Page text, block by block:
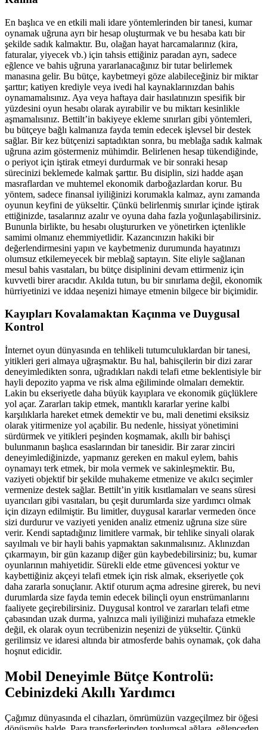
En başlıca ve en etkili mali idare yöntemlerinden bir tanesi, kumar
oynamak uğruna ayrı bir hesap oluşturmak ve bu hesaba katı bir
şekilde sadık kalmaktır. Bu, olağan hayat harcamalarınız (kira,
faturalar, yiyecek vb.) için tahsis ettiğiniz paradan ayrı, sadece
eğlence ve bahis uğruna yararlanacağınız bir tutar belirlemek
manasına gelir. Bu bütçe, kaybetmeyi göze alabileceğiniz bir miktar
şarttır; katiyen krediyle veya ivedi hal kaynaklarınızdan bahis
oynamamalısınız. Aya veya haftaya dair hasılatınızın spesifik bir
yüzdesini oyun hesabı olarak ayırabilir ve bu miktarı kesinlikle
aşmamalısınız. Bettilt’in bakiyeye ekleme sınırları gibi yöntemleri,
bu bütçeye bağlı kalmanıza fayda temin edecek işlevsel bir destek
sağlar. Bir kez bütçenizi saptadıktan sonra, bu meblağa sadık kalmak
uğruna azim göstermeniz mühimdir. Belirlenen hesap tükendiğinde,
o periyot için iştirak etmeyi durdurmak ve bir sonraki hesap
sürecinizi beklemede kalmak şarttır. Bu disiplin, sizi hadde aşan
masraflardan ve muhtemel ekonomik darboğazlardan korur. Bu
yöntem, sadece finansal iyiliğinizi korumakla kalmaz, aynı zamanda
oyunun keyfini de yükseltir. Çünkü belirlenmiş sınırlar içinde iştirak
ettiğinizde, tasalarınız azalır ve oyuna daha fazla yoğunlaşabilirsiniz.
Bununla birlikte, bu hesabı oluştururken ve yönetirken içtenlikle
samimi olmanız ehemmiyetlidir. Kazancınızın hakiki bir
değerlendirmesini yapın ve kaybetmeniz durumunda hayatınızı
olumsuz etkilemeyecek bir meblağ saptayın. Site eliyle sağlanan
mesul bahis vasıtaları, bu bütçe disiplinini devam ettirmeniz için
kuvvetli birer aracıdır. Akılda tutun, bu bir sınırlama değil, ekonomik
hürriyetinizi ve iddaa neşenizi himaye etmenin bilgece bir biçimidir.
Kayıpları Kovalamaktan Kaçınma ve Duygusal
Kontrol
İnternet oyun dünyasında en tehlikeli tutumculuklardan bir tanesi,
yitikleri geri almaya uğraşmaktır. Bu hal, bahisçilerin bir dizi zarar
deneyimledikten sonra, uğradıkları nakdi telafi etme beklentisiyle bir
hayli depozito yapma ve risk alma eğiliminde olmaları demektir.
Lakin bu ekseriyetle daha büyük kayıplara ve ekonomik güçlüklere
yol açar. Zararları takip etmek, mantıklı kararlar yerine kalbi
karşılıklarla hareket etmek demektir ve bu, mali denetimi eksiksiz
olarak yitirmenize yol açabilir. Bu nedenle, hissiyat yönetimini
sürdürmek ve yitikleri peşinden koşmamak, akıllı bir bahisçi
bulunmanın başlıca esaslarından bir tanesidir. Bir zarar zinciri
deneyimlediğinizde, yapmanız gereken en makul eylem, bahis
oynamayı terk etmek, bir mola vermek ve sakinleşmektir. Bu,
vaziyeti objektif bir şekilde muhakeme etmenize ve akılcı seçimler
vermenize destek sağlar. Bettilt’in yitik kısıtlamaları ve seans süresi
uyarıcıları gibi vasıtaları, bu çeşit durumlarda size yardımcı olmak
için dizayn edilmiştir. Bu limitler, duygusal kararlar vermeden önce
sizi durdurur ve vaziyeti yeniden analiz etmeniz uğruna size süre
verir. Kendi saptadığınız limitlere varmak, bir tehlike sinyali olarak
sayılmalı ve bir hayli bahis yapmaktan sakınmalısınız. Aklınızdan
çıkarmayın, bir gün kazanıp diğer gün kaybedebilirsiniz; bu, kumar
oyunlarının mahiyetidir. Sürekli elde etme güvencesi yoktur ve
kaybettiğiniz akçeyi telafi etmek için risk almak, ekseriyetle çok
daha zararla sonuçlanır. Aktif oturum açma adresine girerek, bu nevi
durumlarda size fayda temin edecek bilinçli oyun enstrümanlarını
faaliyete geçirebilirsiniz. Duygusal kontrol ve zararları telafi etme
çabasından uzak durma, yalnızca mali iyiliğinizi muhafaza etmekle
değil, ek olarak oyun tecrübenizin neşenizi de yükseltir. Çünkü
gerilimsiz ve idaresi altında bir atmosferde bahis oynamak, çok daha
hoşnut edicidir.
Mobil Deneyimle Bütçe Kontrolü:
Cebinizdeki Akıllı Yardımcı
Çağımız dünyasında el cihazları, ömrümüzün vazgeçilmez bir öğesi